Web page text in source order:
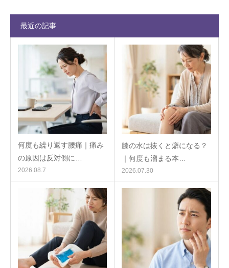
最近の記事
何度も繰り返す腰痛｜痛み
の原因は反対側に…
2026.08.7
膝の水は抜くと癖になる？
｜何度も溜まる本…
2026.07.30